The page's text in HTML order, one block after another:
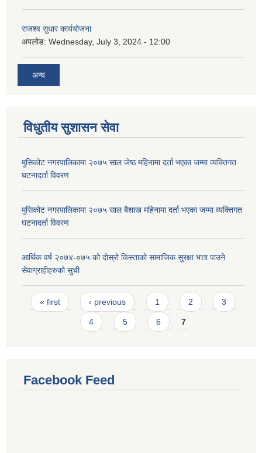
राजश्व सुधार कार्ययोजना
अपलोड: Wednesday, July 3, 2024 - 12:00
अन्य
विधुतीय सुशासन सेवा
मुसिकोट नगरपालिकामा २०७५ साल जेष्ठ महिनामा दर्ता भएका जम्मा व्यक्तिगत
घटनादर्ता विवरण
मुसिकोट नगरपालिकामा २०७५ साल बैशाख महिनामा दर्ता भएका जम्मा व्यक्तिगत
घटनादर्ता विवरण
आर्थिक वर्ष २०७४-०७५ को दोस्रो किस्ताको सामाजिक सुरक्षा भत्ता पाउने
सेवाग्राहीहरुको सुची
Pages
« first ‹ previous 1 2 3
4 5 6 7
Facebook Feed